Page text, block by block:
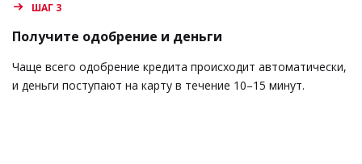
ШАГ 3
Получите одобрение и деньги
Чаще всего одобрение кредита происходит автоматически,
и деньги поступают на карту в течение 10–15 минут.